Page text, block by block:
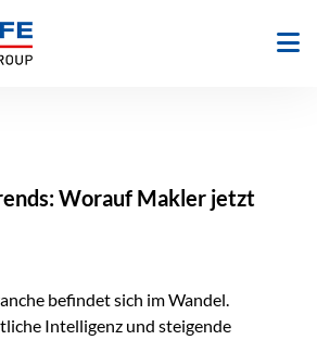
Worauf Makler jetzt
befindet sich im Wandel.
Intelligenz und steigende